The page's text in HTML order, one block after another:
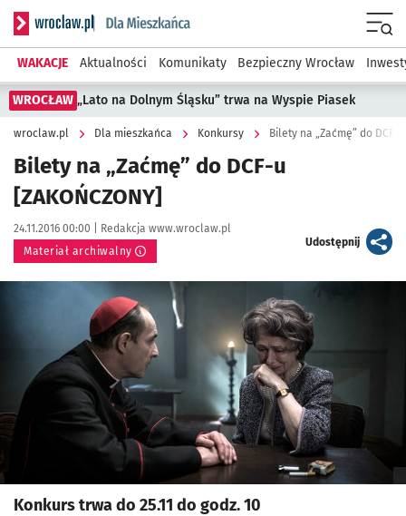
Serwis informacyjny wroclaw.pl podserwis: Dla mieszkańca
WAKACJE Aktualności Komunikaty Bezpieczny Wrocław
WROCŁAW „Lato na Dolnym Śląsku” trwa na Wyspie Piasek
wroclaw.pl Dla mieszkańca Konkursy Bilety na „Zaćmę” do DCF-u
Bilety na „Zaćmę” do DCF-u
[ZAKOŃCZONY]
Data publikacji:
24.11.2016 00:00 | Autor:
Redakcja www.wroclaw.pl
Materiał archiwalny
Udostępnijartykuł
Kliknij, aby powiększyć
Konkurs trwa do 25.11 do godz. 10